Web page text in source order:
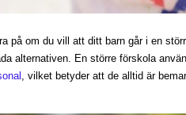
på om du vill att ditt barn går i en
alternativen. En större förskola
, vilket betyder att de alltid är